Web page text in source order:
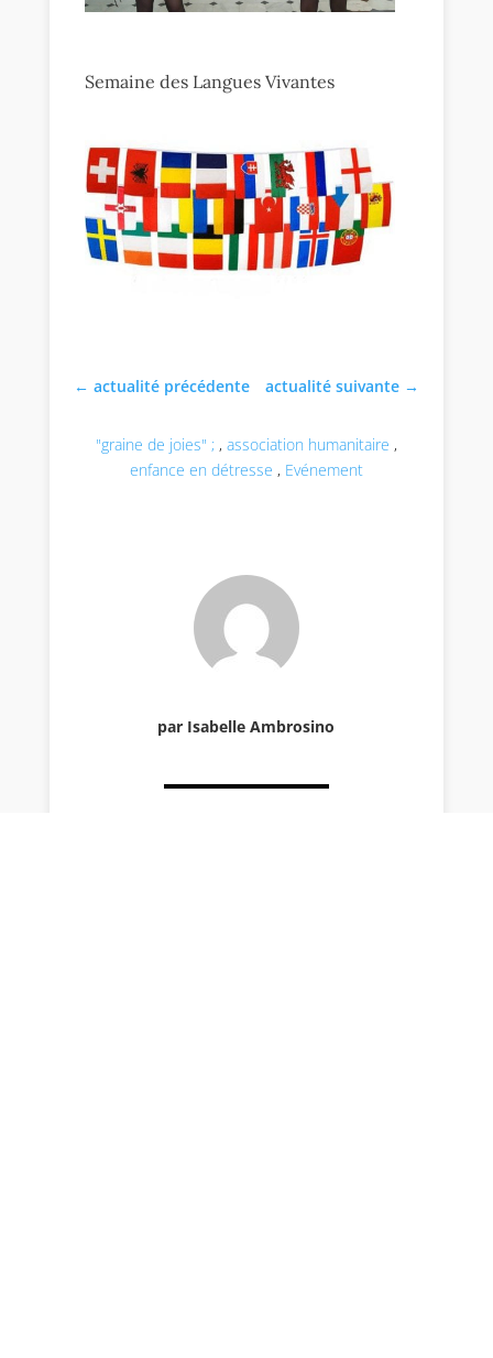
Semaine des Langues Vivantes
←actualité précédente actualité suivante→
"graine de joies" ;, association humanitaire ,
enfance en détresse , Evénement
par Isabelle Ambrosino